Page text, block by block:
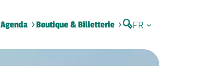
Agenda Boutique & Billetterie FR